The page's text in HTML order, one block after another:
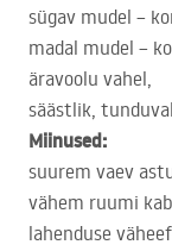
sügav mudel –
madal mudel –
äravoolu vahel,
säästlik,
Miinused:
suurem vaev
vähem ruumi
lahenduse